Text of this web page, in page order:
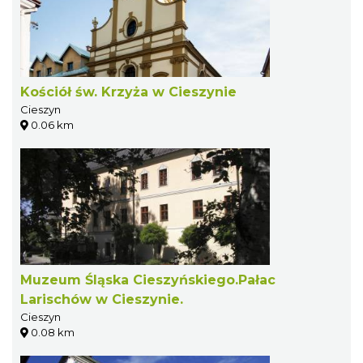
Kościół św. Krzyża w Cieszynie
Cieszyn
0.06 km
Muzeum Śląska Cieszyńskiego.Pałac
Larischów w Cieszynie.
Cieszyn
0.08 km